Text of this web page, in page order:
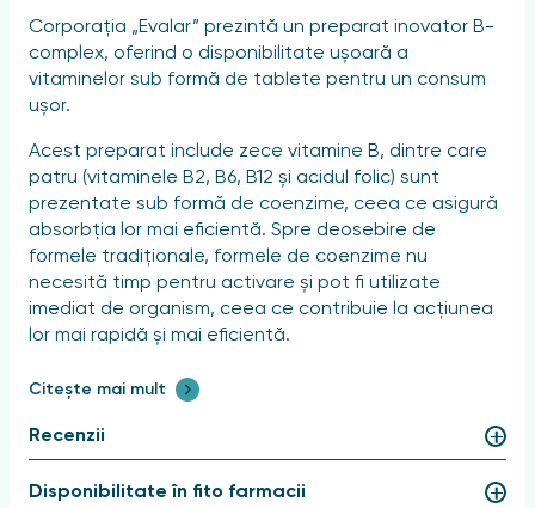
Corporația „Evalar” prezintă un preparat inovator B-
complex, oferind o disponibilitate ușoară a
vitaminelor sub formă de tablete pentru un consum
ușor.
Acest preparat include zece vitamine B, dintre care
patru (vitaminele B2, B6, B12 și acidul folic) sunt
prezentate sub formă de coenzime, ceea ce asigură
absorbția lor mai eficientă. Spre deosebire de
formele tradiționale, formele de coenzime nu
necesită timp pentru activare și pot fi utilizate
imediat de organism, ceea ce contribuie la acțiunea
lor mai rapidă și mai eficientă.
Complexul B de la „Evalar” favorizează
refacerea fibrelor nervoase deteriorate și reducerea
Citește mai mult
Recenzii
Disponibilitate în fito farmacii